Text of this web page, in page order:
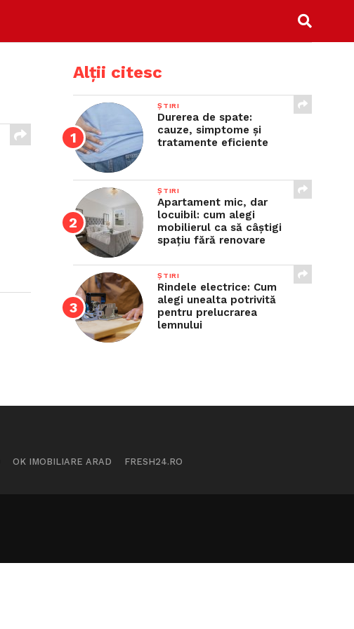
Alții citesc
ȘTIRI
Durerea de spate:
cauze, simptome și
tratamente eficiente
ȘTIRI
Apartament mic, dar
locuibil: cum alegi
mobilierul ca să câștigi
spațiu fără renovare
ȘTIRI
Rindele electrice: Cum
alegi unealta potrivită
pentru prelucrarea
lemnului
OK IMOBILIARE ARAD FRESH24.RO